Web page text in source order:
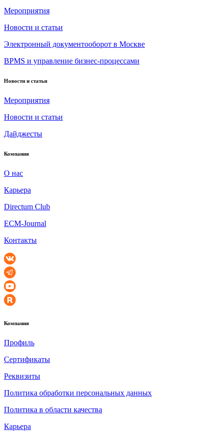
Мероприятия
Новости и статьи
Электронный документооборот в Москве
BPMS и управление бизнес-процессами
Новости и статьи
Мероприятия
Новости и статьи
Дайджесты
Компания
О нас
Карьера
Directum Club
ECM-Journal
Контакты
Компания
Профиль
Сертификаты
Реквизиты
Политика обработки персональных данных
Политика в области качества
Карьера